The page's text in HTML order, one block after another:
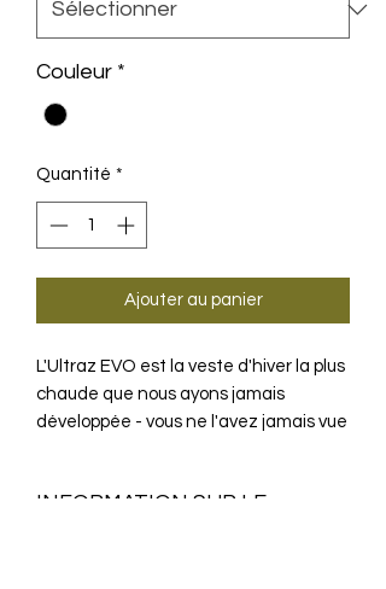
Couleur *
Quantité *
Ajouter au panier
L'Ultraz EVO est la veste d'hiver la plus
chaude que nous ayons jamais
développée - vous ne l'avez jamais vue
INFORMATION SUR LE